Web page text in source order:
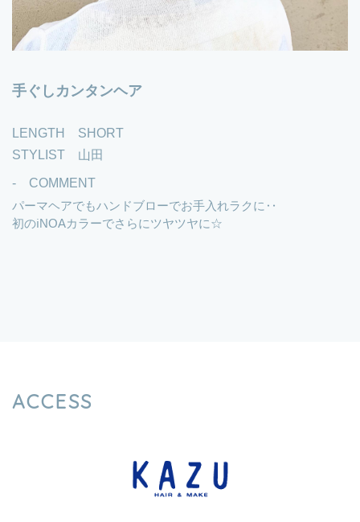
手ぐしカンタンヘア
LENGTH SHORT
STYLIST 山田
- COMMENT
パーマヘアでもハンドブローでお手入れラクに‥
初のℹ︎NOAカラーでさらにツヤツヤに☆
ACCESS